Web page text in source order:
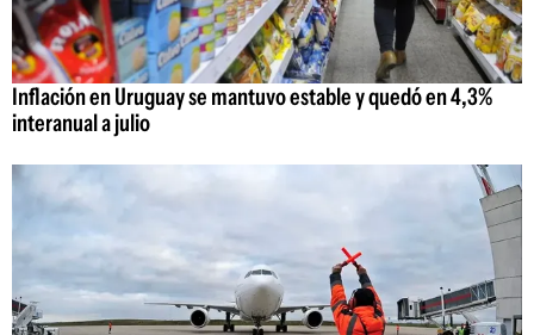
Inflación en Uruguay se mantuvo estable y quedó en 4,3%
interanual a julio